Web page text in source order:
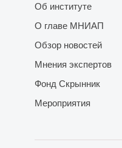
Об институте
О главе МНИАП
Обзор новостей
Мнения экспертов
Фонд Скрынник
Мероприятия